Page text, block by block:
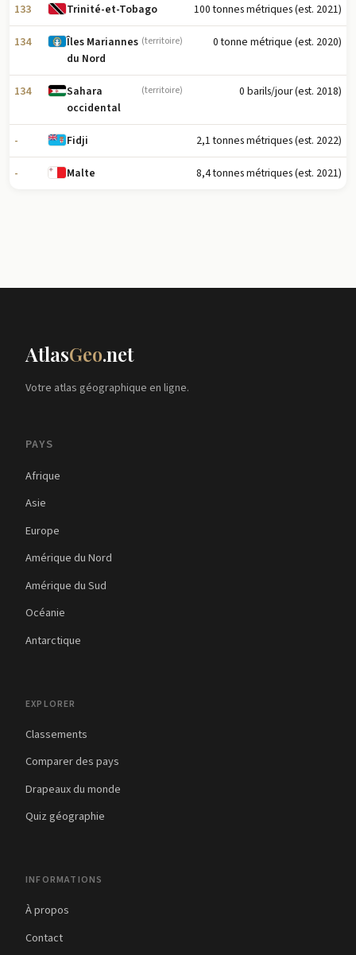
133 Trinité-et-Tobago 100 tonnes métriques (est. 2021)
134
Îles Mariannes
du Nord
(territoire) 0 tonne métrique (est. 2020)
134
Sahara
occidental
(territoire) 0 barils/jour (est. 2018)
- Fidji 2,1 tonnes métriques (est. 2022)
- Malte 8,4 tonnes métriques (est. 2021)
AtlasGeo.net
Votre atlas géographique en ligne.
PAYS
Afrique
Asie
Europe
Amérique du Nord
Amérique du Sud
Océanie
Antarctique
EXPLORER
Classements
Comparer des pays
Drapeaux du monde
Quiz géographie
INFORMATIONS
À propos
Contact